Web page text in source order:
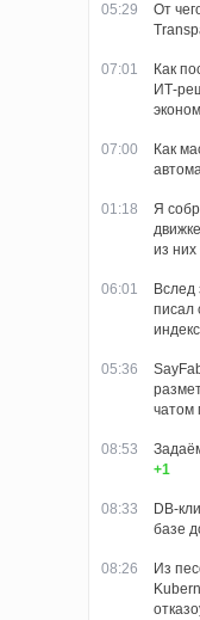
05:29
От
07:01
Как
ИТ-
07:00
Как
01:18
Я
из них
06:01
Вслед
писал
05:36
чатом
08:53
+1
08:33
DB-
базе
08:26
Из